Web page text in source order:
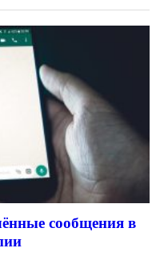
сообщения в